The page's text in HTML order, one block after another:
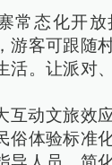
常态化开
游客可跟随
活。让派对
互动文旅效
俗体验标准